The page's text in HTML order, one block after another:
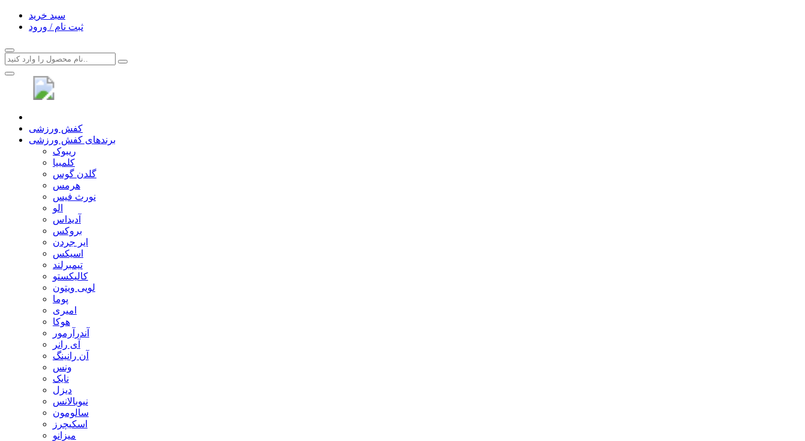
سبد خرید
ثبت نام / ورود
کفش ورزشی
برندهای کفش ورزشی
ریبوک
کلمبیا
گلدن گوس
هرمس
نورث فیس
الو
آدیداس
بروکس
ایر جردن
اسیکس
تیمبرلند
کالیکستو
لویی ویتون
پوما
امیری
هوکا
آندرآرمور
آی رانر
آن رانینگ
ونس
نایک
دیزل
نیوبالانس
سالومون
اسکیچرز
میزانو